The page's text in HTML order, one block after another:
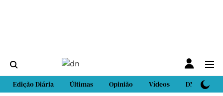
Edição Diária Últimas Opinião Vídeos DN Sport